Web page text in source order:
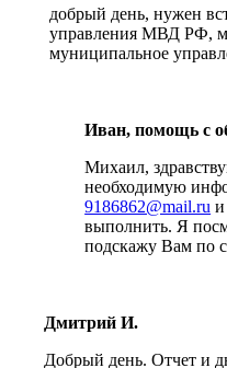
добрый день, нужен
управления МВД РФ,
муниципальное
Иван, помощь с
Михаил,
необходимую
9186862@mail.ru и
выполнить. Я
подскажу Вам по
Дмитрий И.
Добрый день. Отчет и